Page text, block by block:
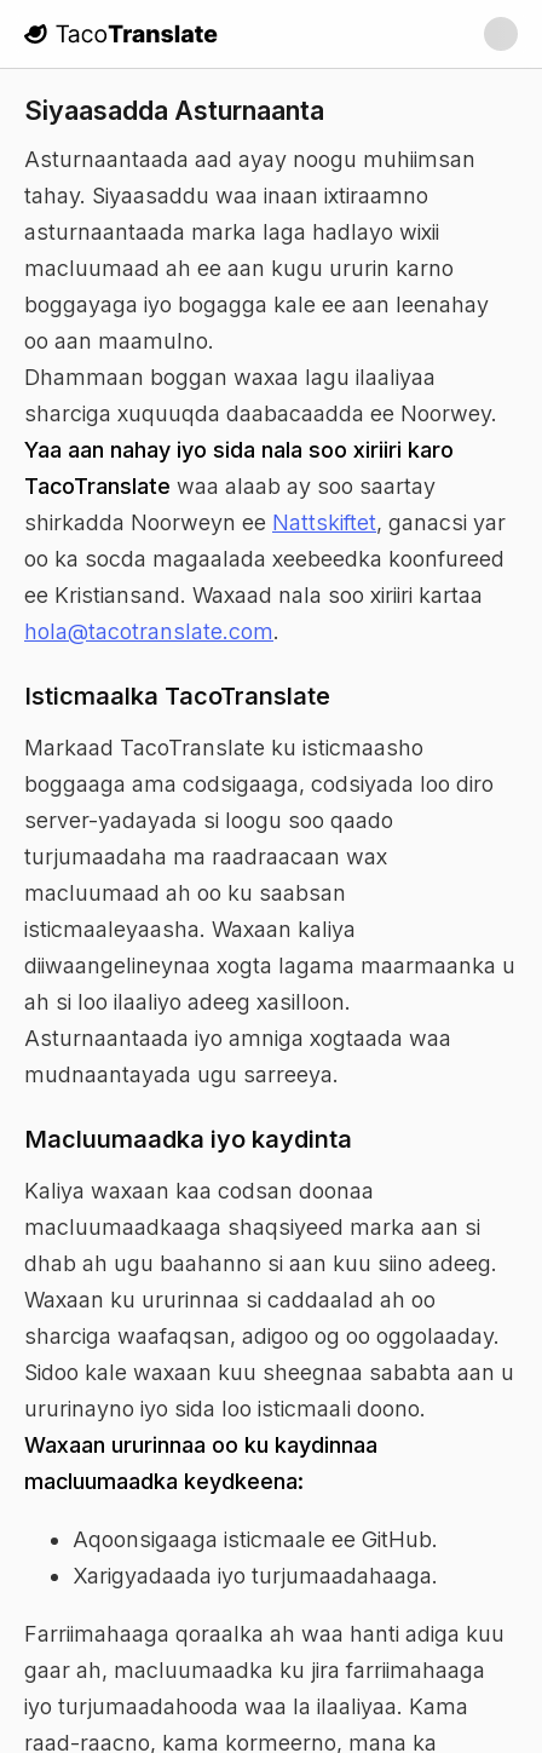
TacoTranslate
Siyaasadda Asturnaanta
Asturnaantaada aad ayay noogu muhiimsan
tahay. Siyaasaddu waa inaan ixtiraamno
asturnaantaada marka laga hadlayo wixii
macluumaad ah ee aan kugu ururin karno
boggayaga iyo bogagga kale ee aan leenahay
oo aan maamulno.
Dhammaan boggan waxaa lagu ilaaliyaa
sharciga xuquuqda daabacaadda ee Noorwey.
Yaa aan nahay iyo sida nala soo xiriiri karo
TacoTranslate waa alaab ay soo saartay
shirkadda Noorweyn ee Nattskiftet, ganacsi yar
oo ka socda magaalada xeebeedka koonfureed
ee Kristiansand. Waxaad nala soo xiriiri kartaa
hola@tacotranslate.com.
Isticmaalka TacoTranslate
Markaad TacoTranslate ku isticmaasho
boggaaga ama codsigaaga, codsiyada loo diro
server-yadayada si loogu soo qaado
turjumaadaha ma raadraacaan wax
macluumaad ah oo ku saabsan
isticmaaleyaasha. Waxaan kaliya
diiwaangelineynaa xogta lagama maarmaanka u
ah si loo ilaaliyo adeeg xasilloon.
Asturnaantaada iyo amniga xogtaada waa
mudnaantayada ugu sarreeya.
Macluumaadka iyo kaydinta
Kaliya waxaan kaa codsan doonaa
macluumaadkaaga shaqsiyeed marka aan si
dhab ah ugu baahanno si aan kuu siino adeeg.
Waxaan ku ururinnaa si caddaalad ah oo
sharciga waafaqsan, adigoo og oo oggolaaday.
Sidoo kale waxaan kuu sheegnaa sababta aan u
ururinayno iyo sida loo isticmaali doono.
Waxaan ururinnaa oo ku kaydinnaa
macluumaadka keydkeena:
Aqoonsigaaga isticmaale ee GitHub.
Xarigyadaada iyo turjumaadahaaga.
Farriimahaaga qoraalka ah waa hanti adiga kuu
gaar ah, macluumaadka ku jira farriimahaaga
iyo turjumaadahooda waa la ilaaliyaa. Kama
raad-raacno, kama kormeerno, mana ka